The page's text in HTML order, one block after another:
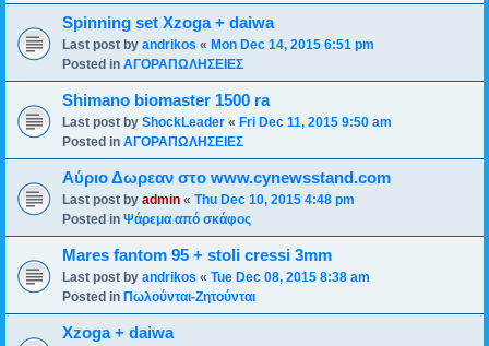
Spinning set Xzoga + daiwa
Last post by andrikos « Mon Dec 14, 2015 6:51 pm
Posted in ΑΓΟΡΑΠΩΛΗΣΕΙΕΣ
Shimano biomaster 1500 ra
Last post by ShockLeader « Fri Dec 11, 2015 9:50 am
Posted in ΑΓΟΡΑΠΩΛΗΣΕΙΕΣ
Αύριο Δωρεαν στο www.cynewsstand.com
Last post by admin « Thu Dec 10, 2015 4:48 pm
Posted in Ψάρεμα από σκάφος
Mares fantom 95 + stoli cressi 3mm
Last post by andrikos « Tue Dec 08, 2015 8:38 am
Posted in Πωλούνται-Ζητούνται
Xzoga + daiwa